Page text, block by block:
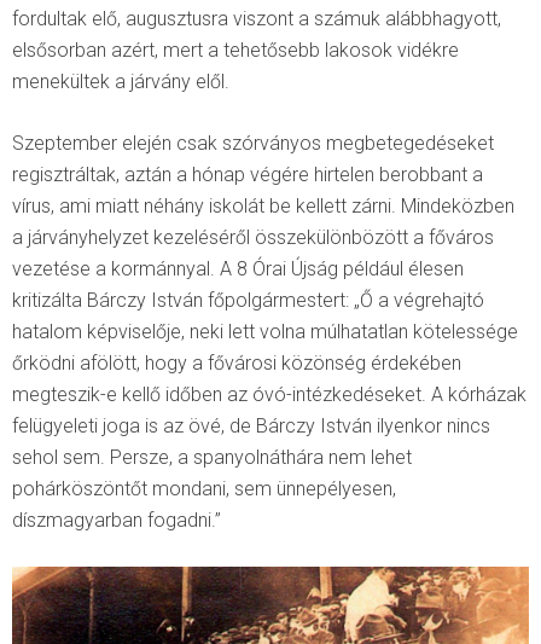
fordultak elő, augusztusra viszont a számuk alábbhagyott,
elsősorban azért, mert a tehetősebb lakosok vidékre
menekültek a járvány elől.
Szeptember elején csak szórványos megbetegedéseket
regisztráltak, aztán a hónap végére hirtelen berobbant a
vírus, ami miatt néhány iskolát be kellett zárni. Mindeközben
a járványhelyzet kezeléséről összekülönbözött a főváros
vezetése a kormánnyal. A 8 Órai Újság például élesen
kritizálta Bárczy István főpolgármestert: „Ő a végrehajtó
hatalom képviselője, neki lett volna múlhatatlan kötelessége
őrködni afölött, hogy a fővárosi közönség érdekében
megteszik-e kellő időben az óvó-intézkedéseket. A kórházak
felügyeleti joga is az övé, de Bárczy István ilyenkor nincs
sehol sem. Persze, a spanyolnáthára nem lehet
pohárköszöntőt mondani, sem ünnepélyesen,
díszmagyarban fogadni.”